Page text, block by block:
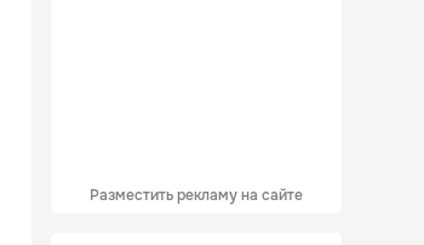
Разместить рекламу на сайте